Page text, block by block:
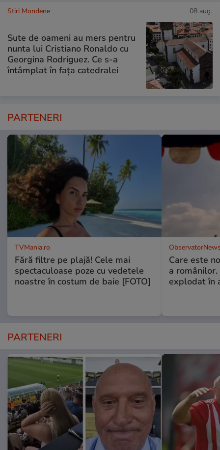
Stiri Mondene 08 aug.
Sute de oameni au mers pentru
nunta lui Cristiano Ronaldo cu
Georgina Rodriguez. Ce s-a
întâmplat în fața catedralei
PARTENERI
TVMania.ro
Fără filtre pe plajă! Cele mai
spectaculoase poze cu vedetele
noastre în costum de baie [FOTO]
Care este
a
explodat în
PARTENERI